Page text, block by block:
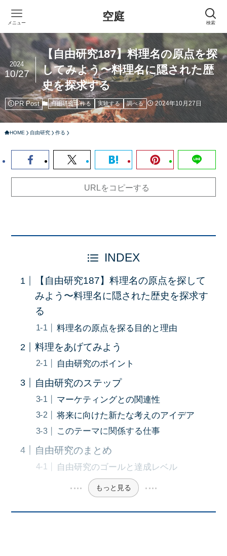
空庭 検索
メニュー
【自由研究187】料理名の原点を探
してみよう〜料理名に隠された歴
史を探求する
2024
10/27
PR Post 自由研究 作る 実験する 調べる 2024年10月27日
HOME 自由研究 作る
URLをコピーする
INDEX
【自由研究187】料理名の原点を探して
みよう〜料理名に隠された歴史を探求す
る
料理名の原点を探る目的と理由
料理をあげてみよう
自由研究のポイント
自由研究のステップ
マーケティングとの関連性
将来に向けた新たな考えのアイデア
このテーマに関係する仕事
自由研究のまとめ
自由研究のゴールと達成レベル
もっと見る